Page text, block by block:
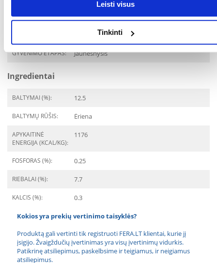
Leisti visus
Tinkinti
COUNTRY&NATURE
GYVENIMO ETAPAS: Jaunesnysis
Ingredientai
BALTYMAI (%): 12.5
BALTYMŲ RŪŠIS: Ėriena
APYKAITINĖ
ENERGIJA (KCAL/KG):
1176
FOSFORAS (%): 0.25
RIEBALAI (%): 7.7
KALCIS (%): 0.3
Kokios yra prekių vertinimo taisyklės?
Produktą gali vertinti tik registruoti FERA.LT klientai, kurie jį
įsigijo. Žvaigždučių įvertinimas yra visų įvertinimų vidurkis.
Patikrinę atsiliepimus, paskelbsime ir teigiamus, ir neigiamus
atsiliepimus.